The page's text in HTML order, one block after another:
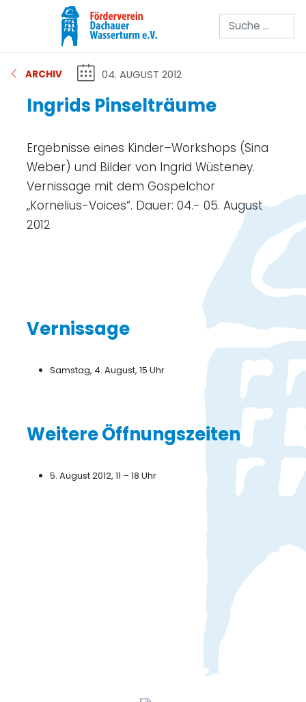
Suchen
ARCHIV 04. AUGUST 2012
Ingrids Pinselträume
Ergebnisse eines Kinder–Workshops (Sina
Weber) und Bilder von Ingrid Wüsteney.
Vernissage mit dem Gospelchor
„Kornelius-Voices“. Dauer: 04.- 05. August
2012
Vernissage
Samstag, 4. August, 15 Uhr
Weitere Öffnungszeiten
5. August 2012, 11 – 18 Uhr